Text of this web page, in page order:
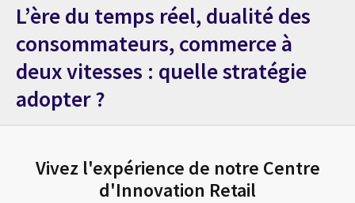
L’ère du temps réel, dualité des
consommateurs, commerce à
deux vitesses : quelle stratégie
adopter ?
Vivez l'expérience de notre Centre
d'Innovation Retail